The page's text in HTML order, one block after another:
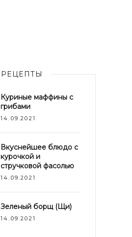
РЕЦЕПТЫ
Куриные маффины с
грибами
14.09.2021
Вкуснейшее блюдо с
курочкой и
стручковой фасолью
14.09.2021
Зеленый борщ (Щи)
14.09.2021